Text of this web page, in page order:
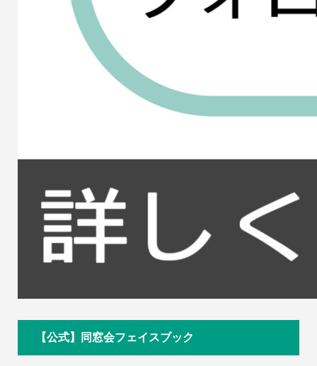
【公式】同窓会フェイスブック